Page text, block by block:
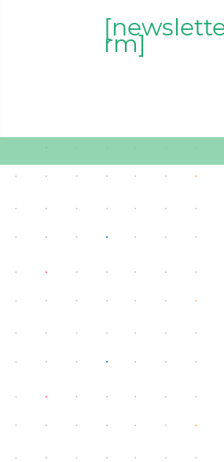
rm]